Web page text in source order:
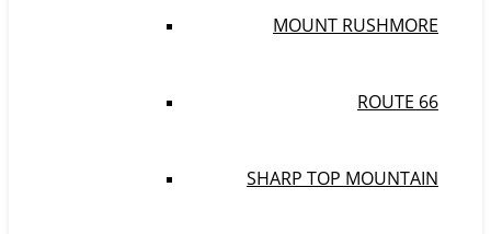
MOUNT RUSHMORE
ROUTE 66
SHARP TOP MOUNTAIN